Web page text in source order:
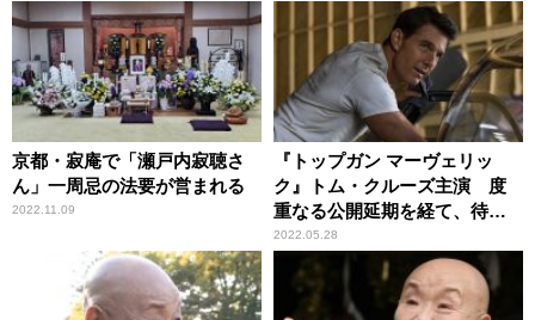
京都・寂庵で「瀬戸内寂聴さ
ん」一周忌の法要が営まれる
2022.11.09
『トップガン マーヴェリッ
ク』トム・クルーズ主演 度
重なる公開延期を経て、待望
のスクリーンへ
2022.05.28